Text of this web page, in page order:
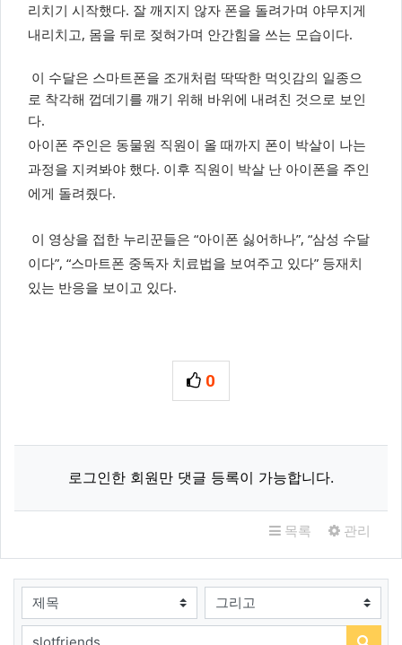
리치기 시작했다. 잘 깨지지 않자 폰을 돌려가며 야무지게
내리치고, 몸을 뒤로 젖혀가며 안간힘을 쓰는 모습이다.
이 수달은 스마트폰을 조개처럼 딱딱한 먹잇감의 일종으
로 착각해 껍데기를 깨기 위해 바위에 내려친 것으로 보인
다.
아이폰 주인은 동물원 직원이 올 때까지 폰이 박살이 나는
과정을 지켜봐야 했다. 이후 직원이 박살 난 아이폰을 주인
에게 돌려줬다.
이 영상을 접한 누리꾼들은 “아이폰 싫어하나”, “삼성 수달
이다”, “스마트폰 중독자 치료법을 보여주고 있다” 등재치
있는 반응을 보이고 있다.
0
추천
로그인한 회원만 댓글 등록이 가능합니다.
목록 관리
검색대상
검색어